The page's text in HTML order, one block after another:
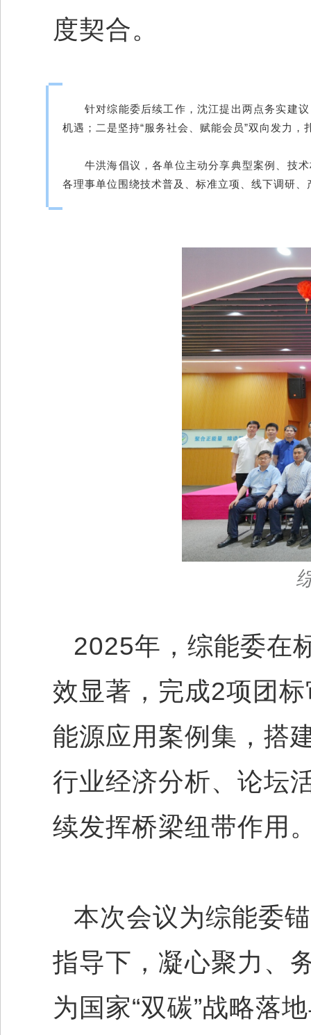
度契合。
针对综能委后续工作，沈江提出两点务实建
机遇；二是坚持“服务社会、赋能会员”双向发力
牛洪海倡议，各单位主动分享典型案例、技
各理事单位围绕技术普及、标准立项、线下调研
2025年，综能委在
效显著，完成2项团
能源应用案例集，搭
行业经济分析、论坛
续发挥桥梁纽带作用
本次会议为综能委
指导下，凝心聚力、
为国家“双碳”战略落